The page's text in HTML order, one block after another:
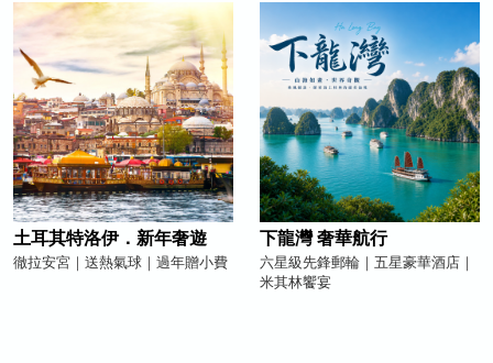
土耳其特洛伊．新年奢遊
徹拉安宮｜送熱氣球｜過年贈小費
下龍灣 奢華航行
六星級先鋒郵輪｜五星豪華酒店｜
米其林饗宴